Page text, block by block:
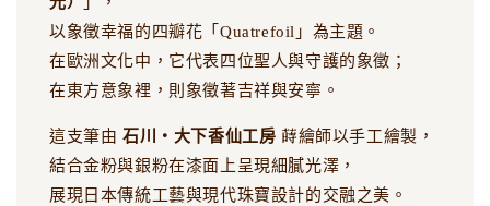
以象徵幸福的四瓣花「Quatrefoil」為主題。
在歐洲文化中，它代表四位聖人與守護的象徵；
在東方意象裡，則象徵著吉祥與安寧。
這支筆由 石川・大下香仙工房 蒔繪師以手工繪製，
結合金粉與銀粉在漆面上呈現細膩光澤，
展現日本傳統工藝與現代珠寶設計的交融之美。